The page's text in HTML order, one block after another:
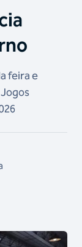
feira e